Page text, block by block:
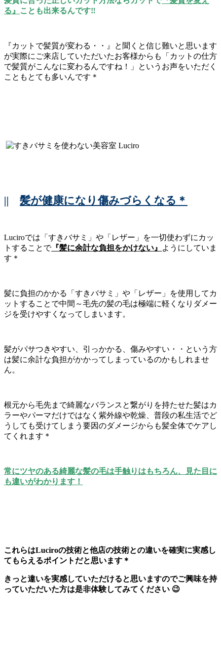
る』
ことも出来るんです‼
『カットで髪質が変わる・・』と聞くと信じ難いと思います
が実際にご来店していただいたお客様からも「カットの仕方
で髪質がこんなに変わるんですね！」というお声をいただく
こともとても多いんです＊
|| 髪が健康になり傷みづらくなる＊
Luciroでは「すきバサミ」や「レザー」を一切使わずにカッ
トすることで『髪に余計な負担をかけない』
ようにしていま
す＊
髪に負担のかかる「すきバサミ」や「レザー」を使用してカ
ットすることで中間～毛先の髪の毛は極端に軽くなりダメー
ジを受けやすくなってしまいます。
髪がパサつきやすい、引っかかる、傷みやすい・・という方
は髪に余計な負担がかかってしまっているのかもしれませ
ん。
根元から毛先まで綺麗なバランスと繋がりを持たせた髪はカ
ラーやパーマだけではなく紫外線や乾燥、普段の私生活でど
うしても受けてしまう要因のダメージからも髪全体でケアし
てくれます＊
常にツヤのある綺麗な髪の毛は手触りはもちろん、見た目に
も違いがわかります！
これらはLuciroの技術と他店の技術との違いを確実に実感し
てもらえるポイントだと思います＊
きっと違いを実感していただけると思いますのでご興味を持
っていただいた方は是非体験してみてください 😉